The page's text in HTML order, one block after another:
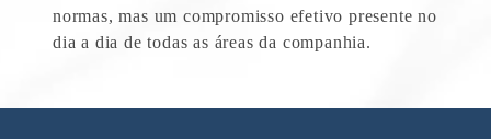
normas, mas um compromisso efetivo presente no
dia a dia de todas as áreas da companhia.